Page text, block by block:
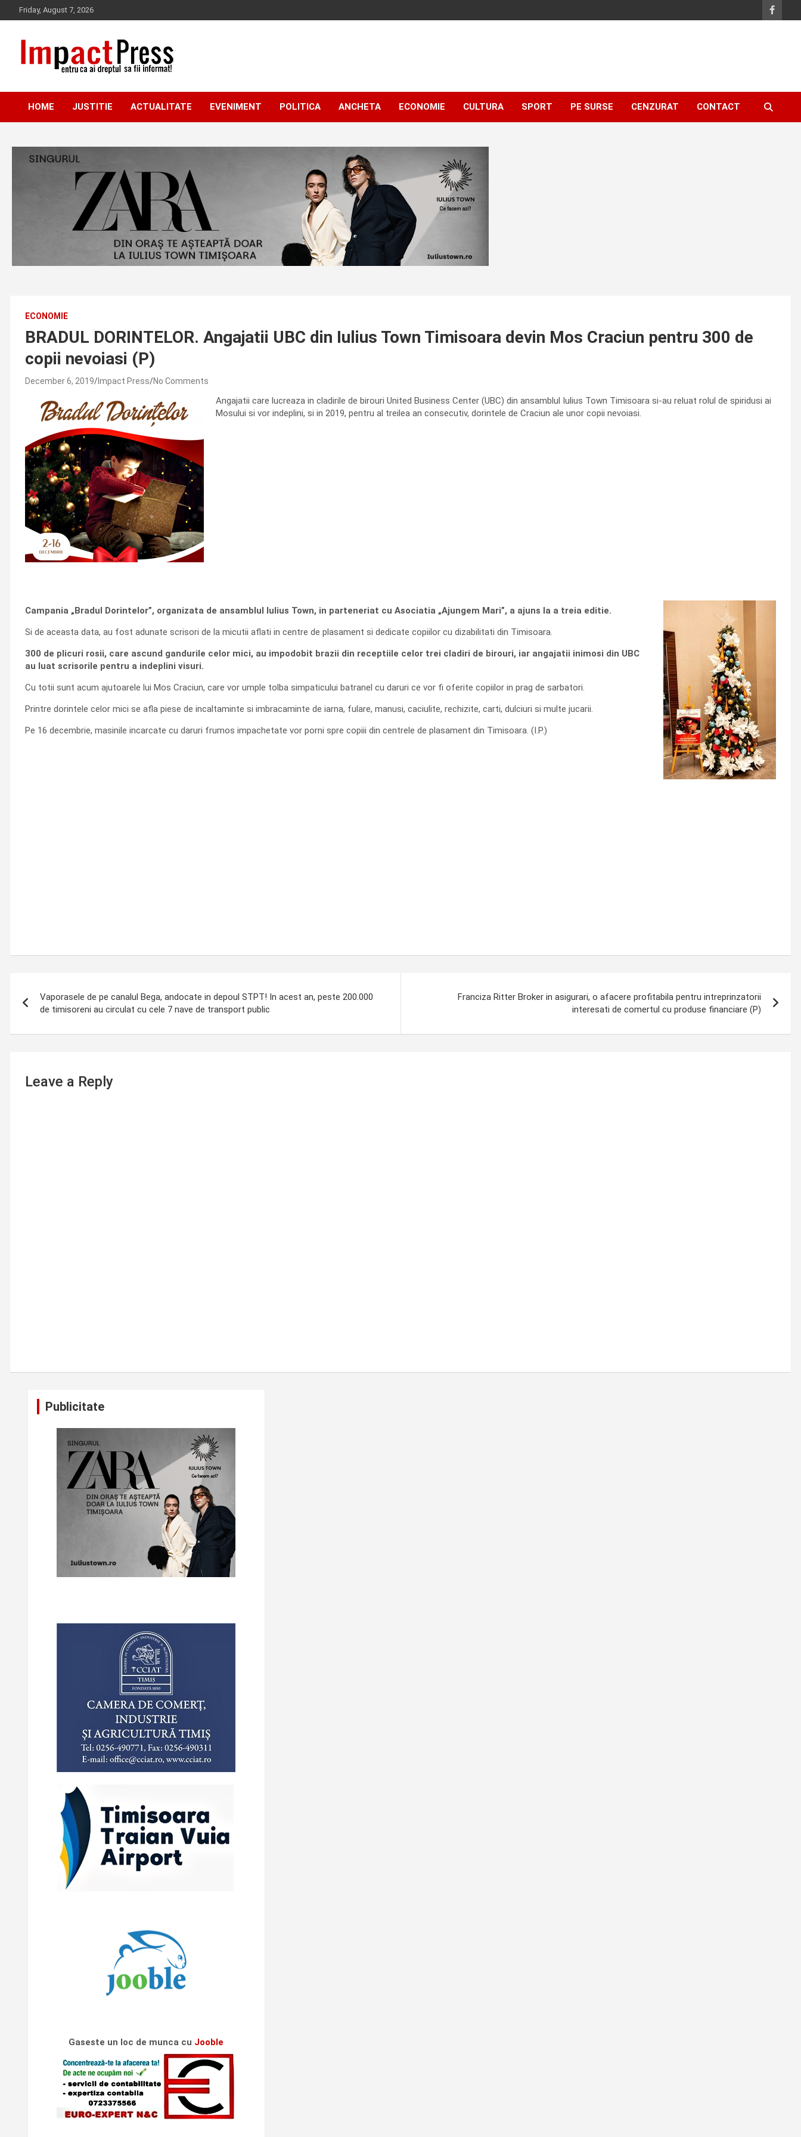
to
Friday, August 7, 2026
IMPACTPRESS
HOME JUSTITIE ACTUALITATE EVENIMENT POLITICA ANCHETA ECONOMIE CULTURA SPORT PE SURSE CENZURAT CONTACT
ECONOMIE
BRADUL DORINTELOR. Angajatii UBC din Iulius Town Timisoara devin Mos Craciun pentru 300 de
copii nevoiasi (P)
December 6, 2019 Impact Press No Comments
Angajatii care lucreaza in cladirile de birouri United Business Center (UBC) din ansamblul Iulius Town Timisoara si-au reluat rolul de spiridusi ai
Mosului si vor indeplini, si in 2019, pentru al treilea an consecutiv, dorintele de Craciun ale unor copii nevoiasi.
Campania „Bradul Dorintelor”, organizata de ansamblul Iulius Town, in parteneriat cu Asociatia „Ajungem Mari”, a ajuns la a treia editie.
Si de aceasta data, au fost adunate scrisori de la micutii aflati in centre de plasament si dedicate copiilor cu dizabilitati din Timisoara.
300 de plicuri rosii, care ascund gandurile celor mici, au impodobit brazii din receptiile celor trei cladiri de birouri, iar angajatii inimosi din UBC
au luat scrisorile pentru a indeplini visuri.
Cu totii sunt acum ajutoarele lui Mos Craciun, care vor umple tolba simpaticului batranel cu daruri ce vor fi oferite copiilor in prag de sarbatori.
Printre dorintele celor mici se afla piese de incaltaminte si imbracaminte de iarna, fulare, manusi, caciulite, rechizite, carti, dulciuri si multe jucarii.
Pe 16 decembrie, masinile incarcate cu daruri frumos impachetate vor porni spre copiii din centrele de plasament din Timisoara. (I.P.)
navigation
Vaporasele de pe canalul Bega, andocate in depoul STPT! In acest an, peste 200.000
de timisoreni au circulat cu cele 7 nave de transport public
Franciza Ritter Broker in asigurari, o afacere profitabila pentru intreprinzatorii
interesati de comertul cu produse financiare (P)
Leave a Reply
Publicitate
Gaseste un loc de munca cu Jooble